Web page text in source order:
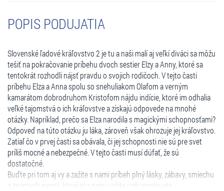
POPIS PODUJATIA
Slovenské ľadové kráľovstvo 2 je tu a naši malí aj veľkí diváci sa môžu
tešiť na pokračovanie príbehu dvoch sestier Elzy a Anny, ktoré sa
tentokrát rozhodli nájsť pravdu o svojich rodičoch. V tejto časti
príbehu Elza a Anna spolu so snehuliakom Olafom a verným
kamarátom dobrodruhom Kristofom nájdu indície, ktoré im odhalia
veľké tajomstvá o ich kráľovstve a získajú odpovede na mnohé
otázky. Napríklad, prečo sa Elza narodila s magickými schopnosťami?
Odpoveď na túto otázku ju láka, zároveň však ohrozuje jej kráľovstvo.
Zatiaľ čo v prvej časti sa obávala, či jej schopnosti nie sú pre svet
príliš mocné a nebezpečné. V tejto časti musí dúfať, že sú
dostatočné.
Buďte pri tom aj vy a zažite s nami príbeh plný lásky, zábavy, smiechu
a známych piesní, ktoré si s nami určite radi zaspievate.